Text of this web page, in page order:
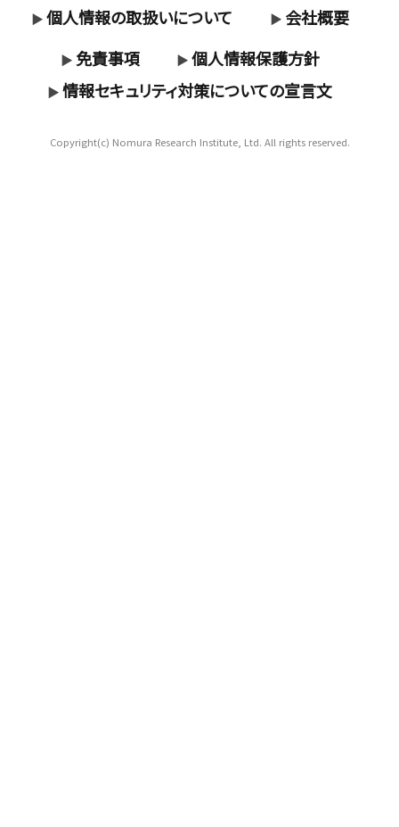
▶ 個人情報の取扱いについて ▶ 会社概要
▶ 免責事項 ▶個人情報保護方針
▶情報セキュリティ対策についての宣言文
Copyright(c) Nomura Research Institute, Ltd. All rights reserved.